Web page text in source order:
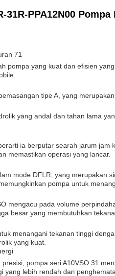
31R-PPA12N00
71
pompa yang kuat dan efisien
tipe A, yang
yang andal dan tahan lama
ia berputar searah jarum
memastikan operasi yang lancar.
mode DFLR, yang merupakan
pompa untuk
mengacu pada volume
besar yang membutuhkan
menangani tekanan tinggi
yang kuat.
pompa seri A10VSO 31
yang lebih rendah dan